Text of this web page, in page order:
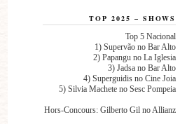
TOP 2025 – SHOWS
Top 5 Nacional
1) Supervão no Bar Alto
2) Papangu no La Iglesia
3) Jadsa no Bar Alto
4) Superguidis no Cine Joia
5) Silvia Machete no Sesc Pompeia
Hors-Concours: Gilberto Gil no Allianz